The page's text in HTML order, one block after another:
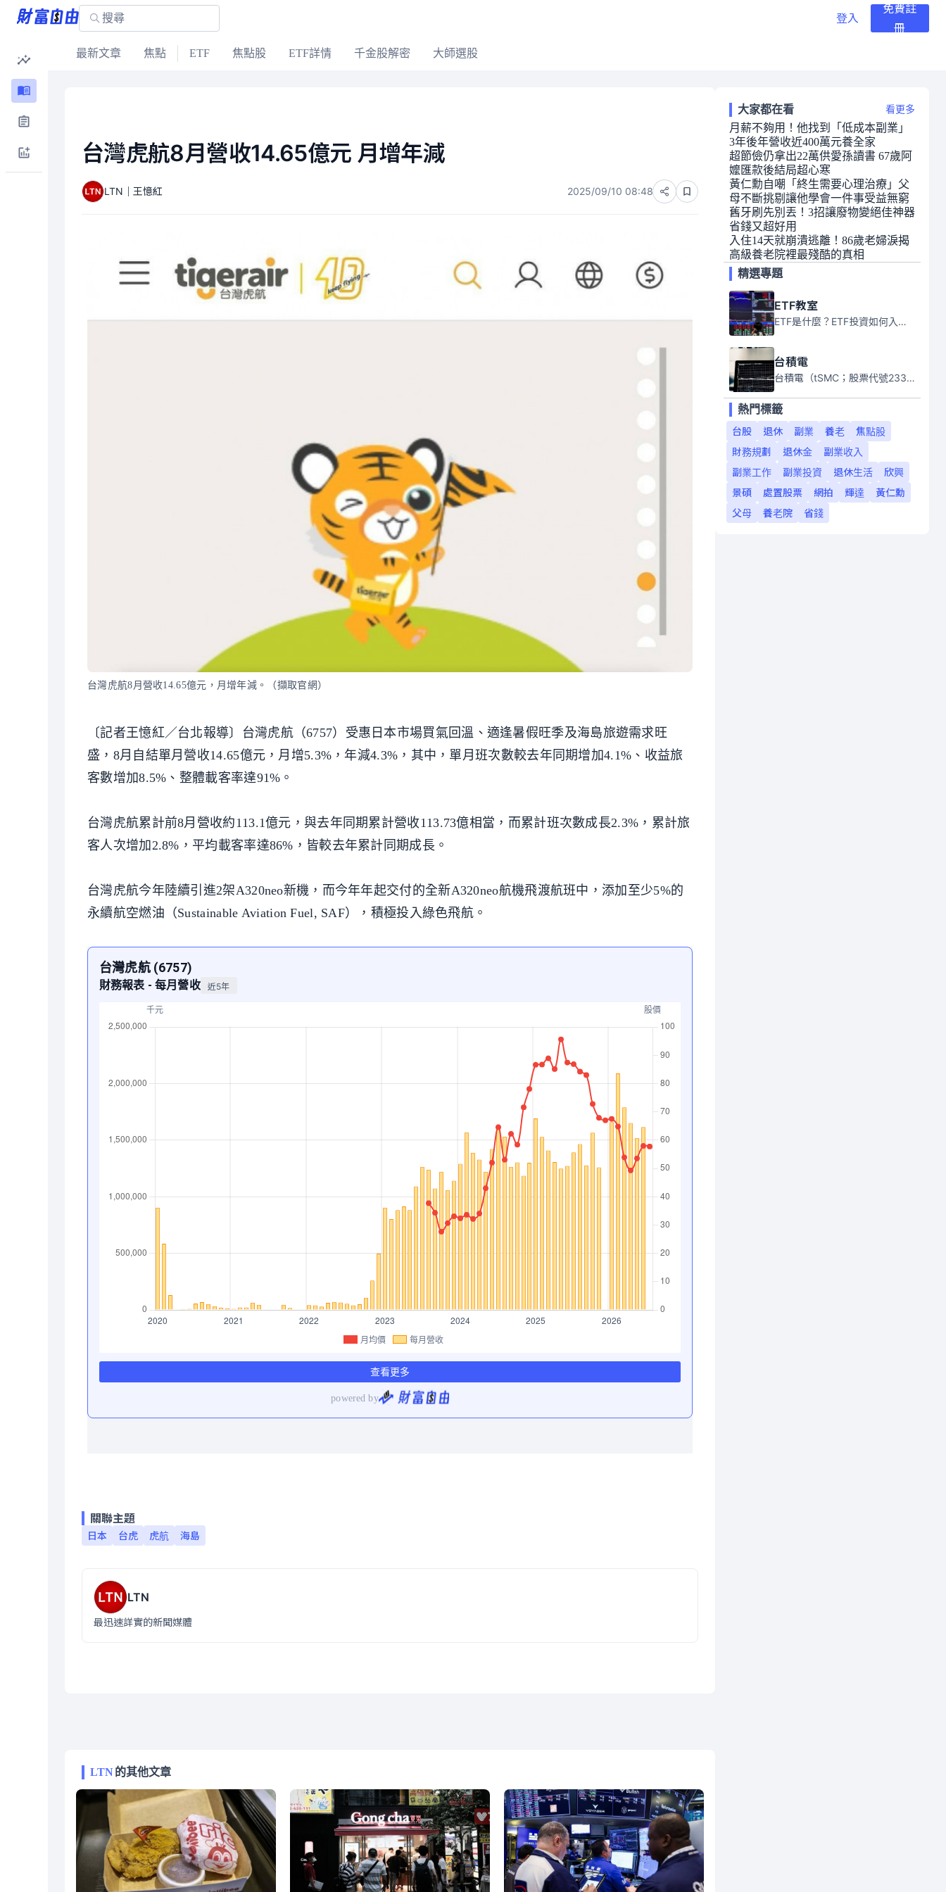
登入
免費註
冊
最新文章 焦點 ETF 焦點股 ETF詳情 千金股解密 大師選股
台灣虎航8月營收14.65億元 月增年減
LTN｜王憶紅 2025/09/10 08:48
台灣虎航8月營收14.65億元，月增年減。（擷取官網）
〔記者王憶紅／台北報導〕台灣虎航（6757）受惠日本市場買氣回溫、適逢暑假旺季及海島旅遊需求旺
盛，8月自結單月營收14.65億元，月增5.3%，年減4.3%，其中，單月班次數較去年同期增加4.1%、收益旅
客數增加8.5%、整體載客率達91%。
台灣虎航累計前8月營收約113.1億元，與去年同期累計營收113.73億相當，而累計班次數成長2.3%，累計旅
客人次增加2.8%，平均載客率達86%，皆較去年累計同期成長。
台灣虎航今年陸續引進2架A320neo新機，而今年年起交付的全新A320neo航機飛渡航班中，添加至少5%的
永續航空燃油（Sustainable Aviation Fuel, SAF），積極投入綠色飛航。
關聯主題
日本 台虎 虎航 海島
LTN
最迅速詳實的新聞媒體
LTN的其他文章
大家都在看 看更多
月薪不夠用！他找到「低成本副業」
3年後年營收近400萬元養全家
超節儉仍拿出22萬供愛孫讀書 67歲阿
嬤匯款後結局超心寒
黃仁勳自嘲「終生需要心理治療」父
母不斷挑剔讓他學會一件事受益無窮
舊牙刷先別丟！3招讓廢物變絕佳神器
省錢又超好用
入住14天就崩潰逃離！86歲老婦淚揭
高級養老院裡最殘酷的真相
精選專題
ETF教室
ETF是什麼？ETF投資如何入門？本系列專題文章將會告訴你新手必須知道的ETF基礎知識。
台積電
台積電（tSMC；股票代號2330）是全球領先的半導體代工公司，成立於1987年，總部位於台灣新竹。且已於美國、日本、德國及中國設廠，台積電是全球首家專業積體電路製造服務公司，也是全球最先進和最大規模的半導體代工廠。
熱門標籤
台股
退休 副業 養老
焦點股
財務規劃
退休金
副業收入
副業工作
副業投資 退休生活
欣興
景碩
處置股票 網拍 輝達
黃仁勳
父母
養老院 省錢